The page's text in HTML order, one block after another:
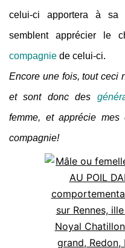
celui-ci apportera à sa
semblent apprécier le
compagnie de celui-ci.
Encore une fois, tout ceci
et sont donc des
femme, et apprécie
compagnie!